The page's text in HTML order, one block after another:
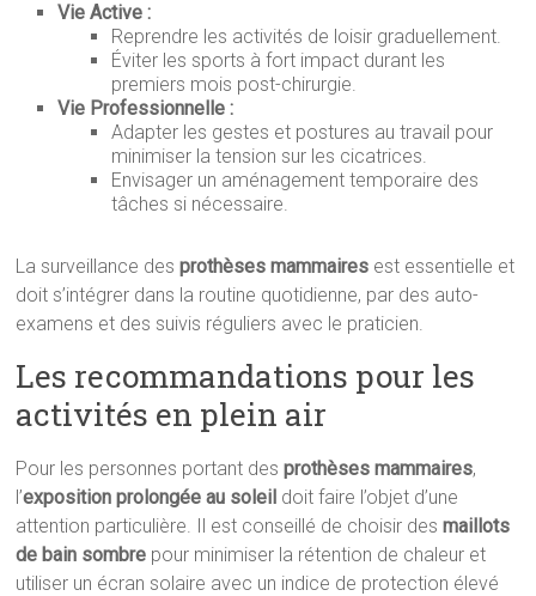
Vie Active :
Reprendre les activités de loisir graduellement.
Éviter les sports à fort impact durant les
premiers mois post-chirurgie.
Vie Professionnelle :
Adapter les gestes et postures au travail pour
minimiser la tension sur les cicatrices.
Envisager un aménagement temporaire des
tâches si nécessaire.
La surveillance desprothèses mammaires est essentielle et
doit s’intégrer dans la routine quotidienne, par des auto-
examens et des suivis réguliers avec le praticien.
Les recommandations pour les
activités en plein air
Pour les personnes portant desprothèses mammaires,
l’exposition prolongée au soleil doit faire l’objet d’une
attention particulière. Il est conseillé de choisir desmaillots
de bain sombre pour minimiser la rétention de chaleur et
utiliser un écran solaire avec un indice de protection élevé